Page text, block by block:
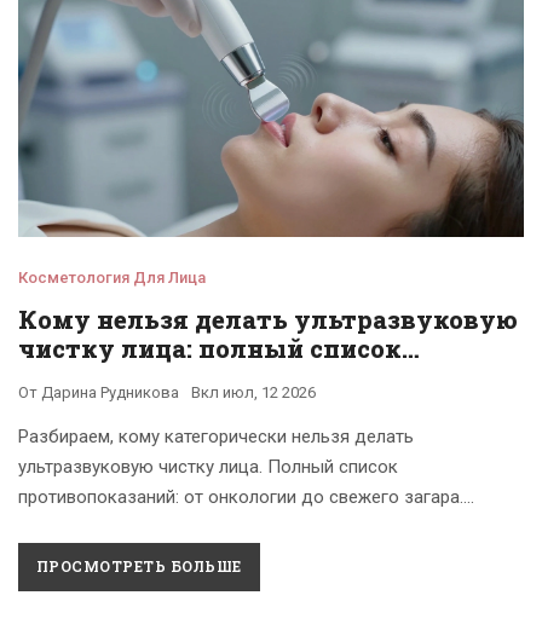
Косметология Для Лица
Кому нельзя делать ультразвуковую
чистку лица: полный список
От Дарина Рудникова Вкл июл, 12 2026
Разбираем, кому категорически нельзя делать
ультразвуковую чистку лица. Полный список
противопоказаний: от онкологии до свежего загара.
альтернативу.
ПРОСМОТРЕТЬ БОЛЬШЕ